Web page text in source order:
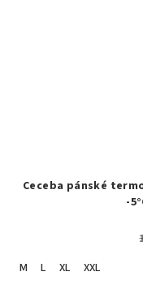
Ceceba pánské
-
M L XL
XXL